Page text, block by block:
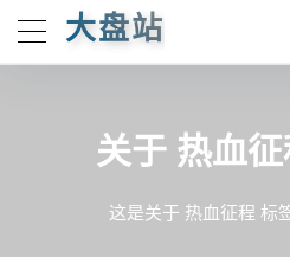
大盘站
关于 热血
这是关于 热血征程 标